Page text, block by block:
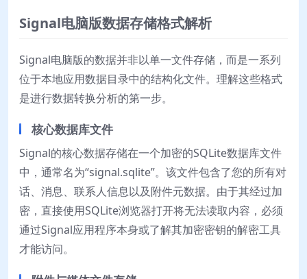
Signal电脑版数据存储格式解析
Signal电脑版的数据并非以单一文件存储，而是一系列
位于本地应用数据目录中的结构化文件。理解这些格式
是进行数据转换分析的第一步。
核心数据库文件
Signal的核心数据存储在一个加密的SQLite数据库文件
中，通常名为“signal.sqlite”。该文件包含了您的所有对
话、消息、联系人信息以及附件元数据。由于其经过加
密，直接使用SQLite浏览器打开将无法读取内容，必须
通过Signal应用程序本身或了解其加密密钥的解密工具
才能访问。